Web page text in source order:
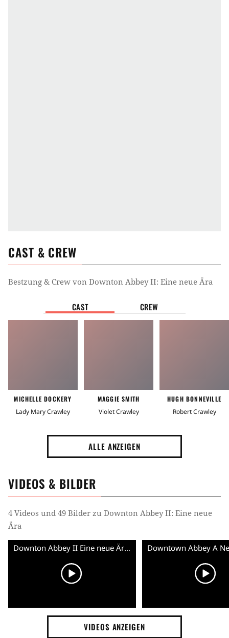
CAST & CREW
Bestzung & Crew von Downton Abbey II: Eine neue Ära
CAST CREW
MICHELLE DOCKERY
Lady Mary Crawley
MAGGIE SMITH
Violet Crawley
HUGH BONNEVILLE
Robert Crawley
ALLE ANZEIGEN
VIDEOS & BILDER
4 Videos und 49 Bilder zu Downton Abbey II: Eine neue
Ära
Downton Abbey II Eine neue Ära - Teaser Trailer (Deutsch) HD
VIDEOS ANZEIGEN